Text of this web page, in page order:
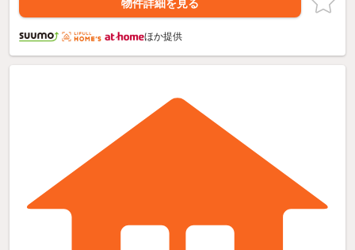
物件詳細を見る
ほか提供